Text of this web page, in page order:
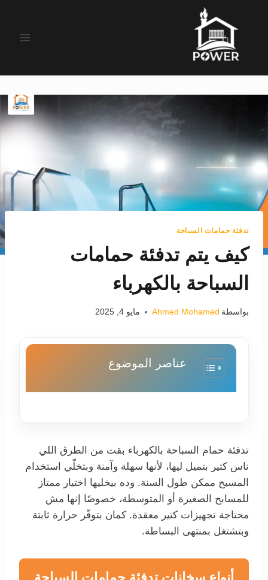
تدفئة حمامات السباحة
كيف يتم تدفئة حمامات
السباحة بالكهرباء
بواسطة Ahmed Mohamed مايو 4, 2025
عناصر الموضوع
تدفئة حمام السباحة بالكهرباء بقت من الطرق اللي
ناس كتير بتميل ليها، لأنها سهلة وآمنة وبتخلّي استخدام
المسبح ممكن طول السنة. وده بيخليها اختيار ممتاز
للمسابح الصغيرة أو المتوسطة، خصوصًا إنها مش
محتاجة تجهيزات كتير معقدة. كمان بتوفّر حرارة ثابتة
وبتشتغل بمنتهى البساطة.